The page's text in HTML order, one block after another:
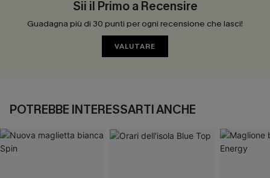
Sii il Primo a Recensire
Guadagna più di 30 punti per ogni recensione che lasci!
VALUTARE
POTREBBE INTERESSARTI ANCHE